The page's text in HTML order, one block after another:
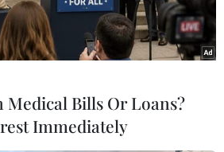
báo các chuỗi bán lẻ sẽ giảm
Medical Bills Or Loans?
Immediately